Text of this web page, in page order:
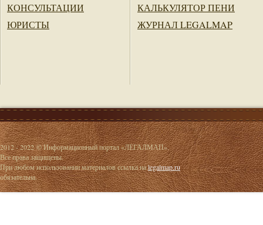
КОНСУЛЬТАЦИИ
ЮРИСТЫ
КАЛЬКУЛЯТОР ПЕНИ
ЖУРНАЛ LEGALMAP
2012 - 2022 © Информационный портал «ЛЕГАЛМАП».
Все права защищены.
При любом использовании материалов ссылка наlegalmap.ru
обязательна.